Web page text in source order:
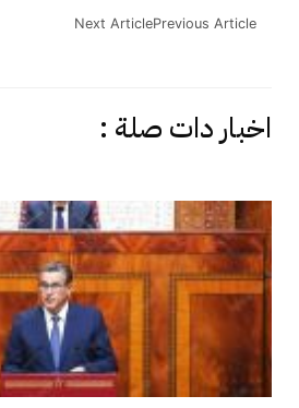
Previous Article
Next Article
اخبار دات صلة :